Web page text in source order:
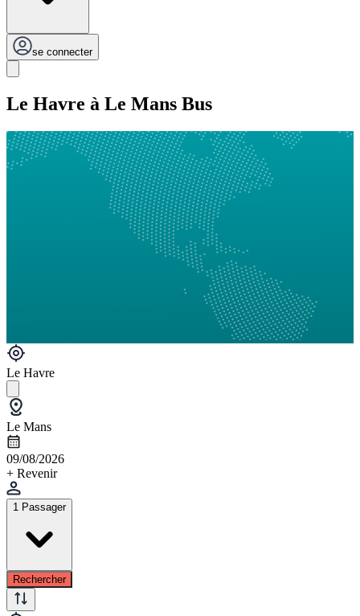
se connecter
Le Havre à Le Mans Bus
Le Havre
Le Mans
09/08/2026
+ Revenir
1 Passager
Rechercher